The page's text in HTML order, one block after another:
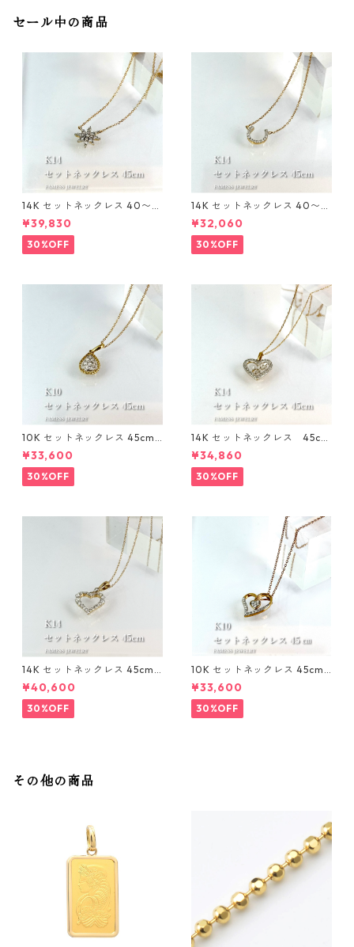
セール中の商品
14K セットネックレス 40〜4
5cm 1mm
¥39,830
30%OFF
14K セットネックレス 40〜4
5cm 1mm
¥32,060
30%OFF
10K セットネックレス 45cm 1
mm
¥33,600
30%OFF
14K セットネックレス 45cm
1㎜
¥34,860
30%OFF
14K セットネックレス 45cm 1
mm
¥40,600
30%OFF
10K セットネックレス 45cm 1
mm
¥33,600
30%OFF
その他の商品